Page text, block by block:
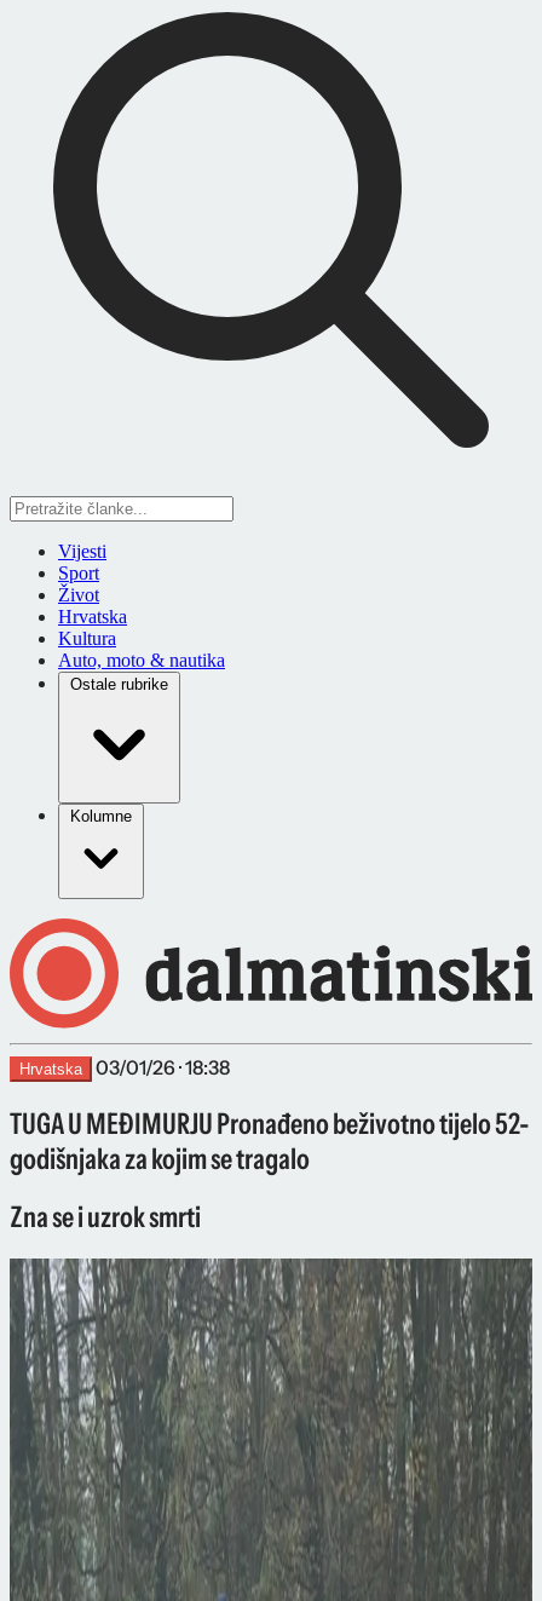
Vijesti
Sport
Život
Hrvatska
Kultura
Auto, moto & nautika
Ostale rubrike
Kolumne
Hrvatska 03/01/26 · 18:38
TUGA U MEĐIMURJU Pronađeno beživotno tijelo 52-
godišnjaka za kojim se tragalo
Zna se i uzrok smrti